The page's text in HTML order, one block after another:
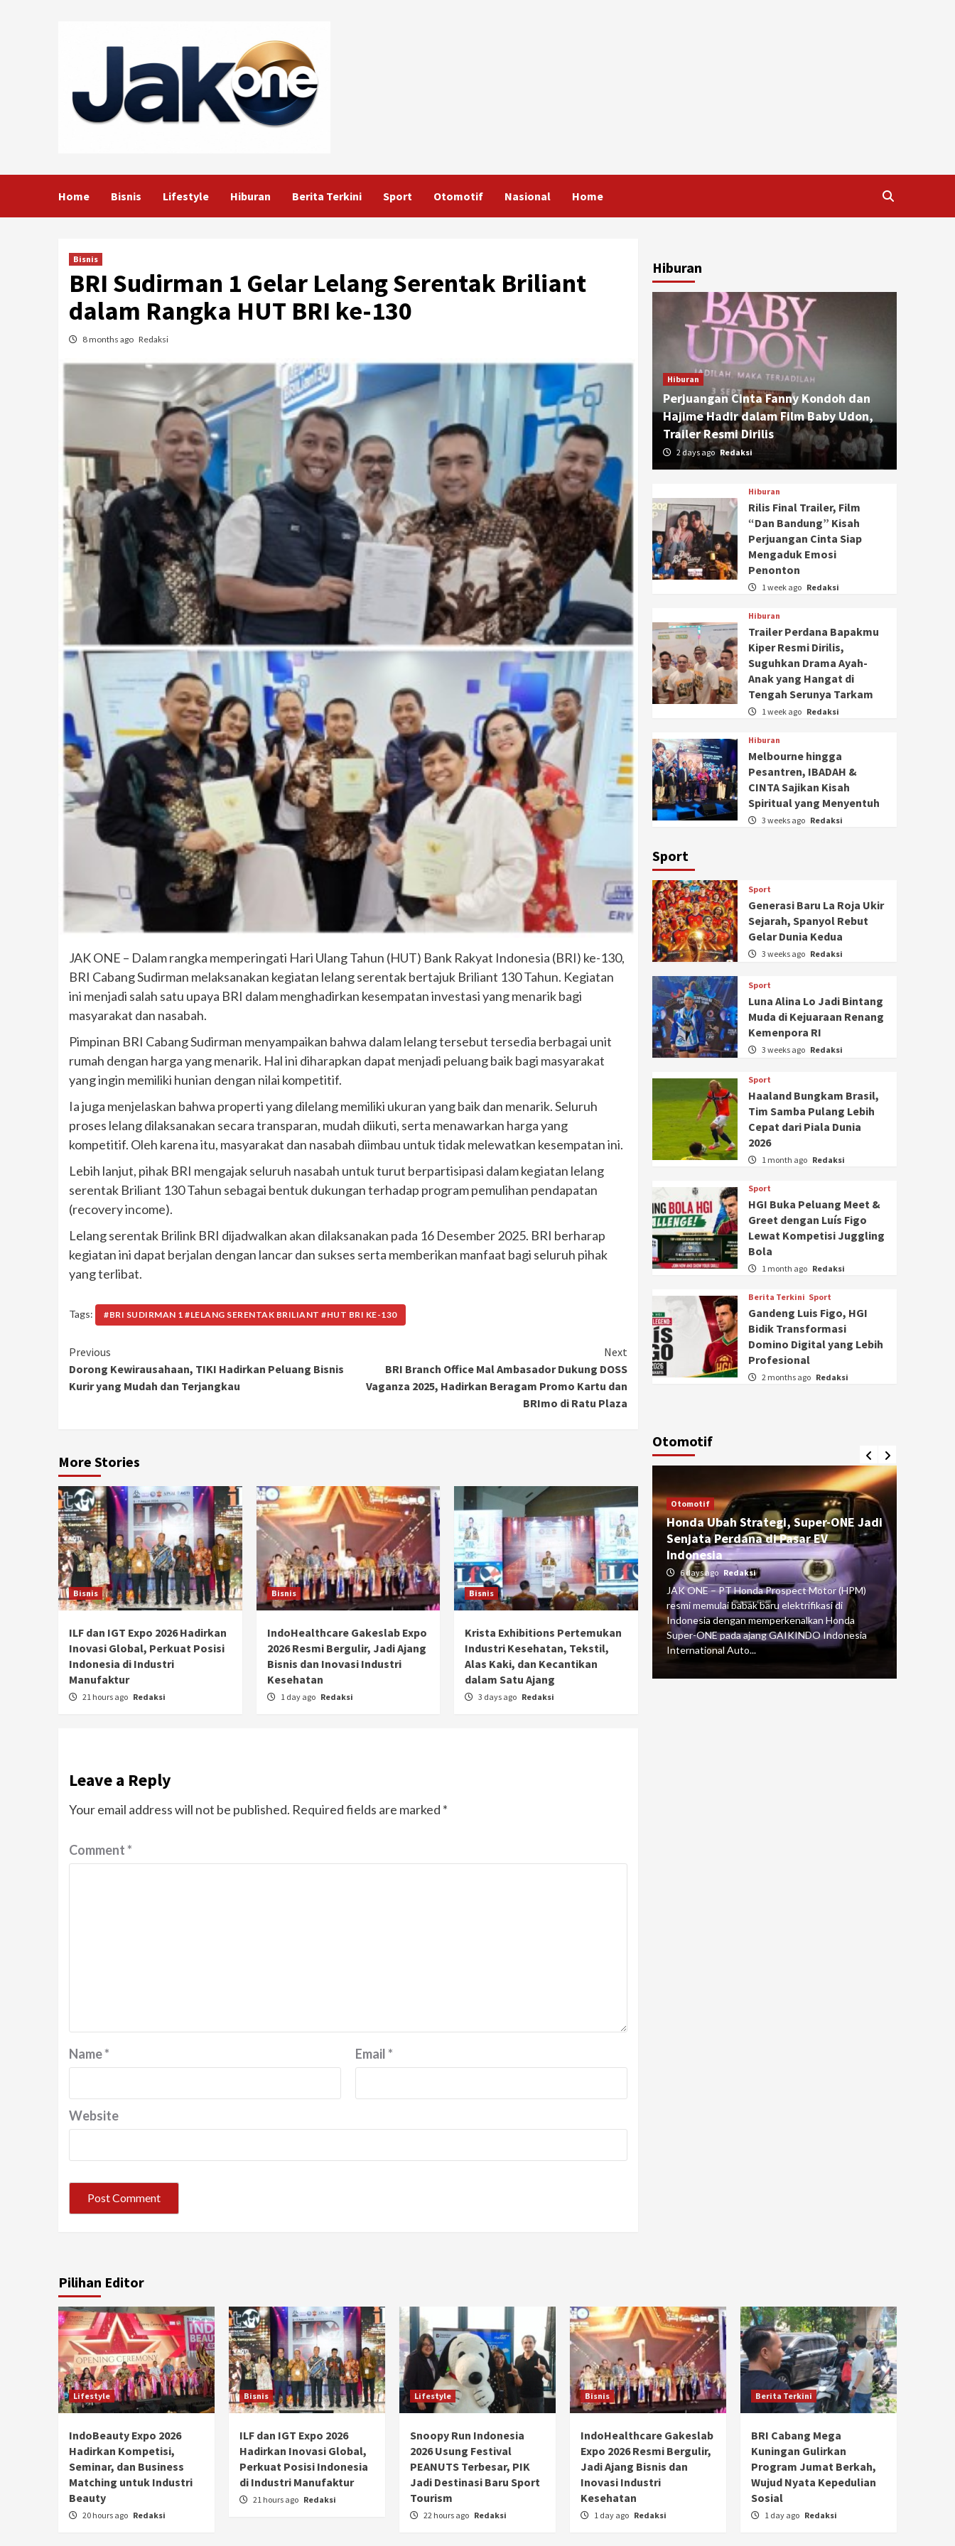
Home Bisnis Lifestyle Hiburan Berita Terkini Sport Otomotif Nasional Home
Bisnis
BRI Sudirman 1 Gelar Lelang Serentak Briliant
dalam Rangka HUT BRI ke-130
8 months ago Redaksi
JAK ONE – Dalam rangka memperingati Hari Ulang Tahun (HUT) Bank Rakyat Indonesia (BRI) ke-130,
BRI Cabang Sudirman melaksanakan kegiatan lelang serentak bertajuk Briliant 130 Tahun. Kegiatan
ini menjadi salah satu upaya BRI dalam menghadirkan kesempatan investasi yang menarik bagi
masyarakat dan nasabah.
Pimpinan BRI Cabang Sudirman menyampaikan bahwa dalam lelang tersebut tersedia berbagai unit
rumah dengan harga yang menarik. Hal ini diharapkan dapat menjadi peluang baik bagi masyarakat
yang ingin memiliki hunian dengan nilai kompetitif.
Ia juga menjelaskan bahwa properti yang dilelang memiliki ukuran yang baik dan menarik. Seluruh
proses lelang dilaksanakan secara transparan, mudah diikuti, serta menawarkan harga yang
kompetitif. Oleh karena itu, masyarakat dan nasabah diimbau untuk tidak melewatkan kesempatan ini.
Lebih lanjut, pihak BRI mengajak seluruh nasabah untuk turut berpartisipasi dalam kegiatan lelang
serentak Briliant 130 Tahun sebagai bentuk dukungan terhadap program pemulihan pendapatan
(recovery income).
Lelang serentak Brilink BRI dijadwalkan akan dilaksanakan pada 16 Desember 2025. BRI berharap
kegiatan ini dapat berjalan dengan lancar dan sukses serta memberikan manfaat bagi seluruh pihak
yang terlibat.
Tags: #BRI SUDIRMAN 1 #LELANG SERENTAK BRILIANT #HUT BRI KE-130
Continue
Reading
Previous
Dorong Kewirausahaan, TIKI Hadirkan Peluang Bisnis
Kurir yang Mudah dan Terjangkau
Next
BRI Branch Office Mal Ambasador Dukung DOSS
Vaganza 2025, Hadirkan Beragam Promo Kartu dan
BRImo di Ratu Plaza
More Stories
Bisnis
ILF dan IGT Expo 2026 Hadirkan
Inovasi Global, Perkuat Posisi
Indonesia di Industri
Manufaktur
21 hours ago Redaksi
Bisnis
IndoHealthcare Gakeslab Expo
2026 Resmi Bergulir, Jadi Ajang
Bisnis dan Inovasi Industri
Kesehatan
1 day ago Redaksi
Bisnis
Krista Exhibitions Pertemukan
Industri Kesehatan, Tekstil,
Alas Kaki, dan Kecantikan
dalam Satu Ajang
3 days ago Redaksi
Leave a Reply
Your email address will not be published. Required fields are marked *
Comment*
Name* Email*
Website
Hiburan
Hiburan
Perjuangan Cinta Fanny Kondoh dan
Hajime Hadir dalam Film Baby Udon,
Trailer Resmi Dirilis
2 days ago Redaksi
Hiburan
Rilis Final Trailer, Film
“Dan Bandung” Kisah
Perjuangan Cinta Siap
Mengaduk Emosi
Penonton
1 week ago Redaksi
Hiburan
Trailer Perdana Bapakmu
Kiper Resmi Dirilis,
Suguhkan Drama Ayah-
Anak yang Hangat di
Tengah Serunya Tarkam
1 week ago Redaksi
Hiburan
Melbourne hingga
Pesantren, IBADAH &
CINTA Sajikan Kisah
Spiritual yang Menyentuh
3 weeks ago Redaksi
Sport
Sport
Generasi Baru La Roja Ukir
Sejarah, Spanyol Rebut
Gelar Dunia Kedua
3 weeks ago Redaksi
Sport
Luna Alina Lo Jadi Bintang
Muda di Kejuaraan Renang
Kemenpora RI
3 weeks ago Redaksi
Sport
Haaland Bungkam Brasil,
Tim Samba Pulang Lebih
Cepat dari Piala Dunia
2026
1 month ago Redaksi
Sport
HGI Buka Peluang Meet &
Greet dengan Luís Figo
Lewat Kompetisi Juggling
Bola
1 month ago Redaksi
Berita Terkini Sport
Gandeng Luis Figo, HGI
Bidik Transformasi
Domino Digital yang Lebih
Profesional
2 months ago Redaksi
Otomotif
Otomotif
Ducati Collezione 100 Debut di
Mugello, Usung 10 Desain Bersejarah
2 months ago Redaksi
JAK ONE – Perayaan satu abad perjalanan
Ducati semakin istimewa dengan peluncuran
terbatas yang mengangkat kembali sejumlah
livery paling...
Otomotif
Honda Ubah Strategi, Super-ONE Jadi
Senjata Perdana di Pasar EV
Indonesia
6 days ago Redaksi
JAK ONE – PT Honda Prospect Motor (HPM)
resmi memulai babak baru elektrifikasi di
Indonesia dengan memperkenalkan Honda
Super-ONE pada ajang GAIKINDO Indonesia
International Auto...
Pilihan Editor
Lifestyle
IndoBeauty Expo 2026
Hadirkan Kompetisi,
Seminar, dan Business
Matching untuk Industri
Beauty
20 hours ago Redaksi
Bisnis
ILF dan IGT Expo 2026
Hadirkan Inovasi Global,
Perkuat Posisi Indonesia
di Industri Manufaktur
21 hours ago Redaksi
Lifestyle
Snoopy Run Indonesia
2026 Usung Festival
PEANUTS Terbesar, PIK
Jadi Destinasi Baru Sport
Tourism
22 hours ago Redaksi
Bisnis
IndoHealthcare Gakeslab
Expo 2026 Resmi Bergulir,
Jadi Ajang Bisnis dan
Inovasi Industri
Kesehatan
1 day ago Redaksi
Berita Terkini
BRI Cabang Mega
Kuningan Gulirkan
Program Jumat Berkah,
Wujud Nyata Kepedulian
Sosial
1 day ago Redaksi